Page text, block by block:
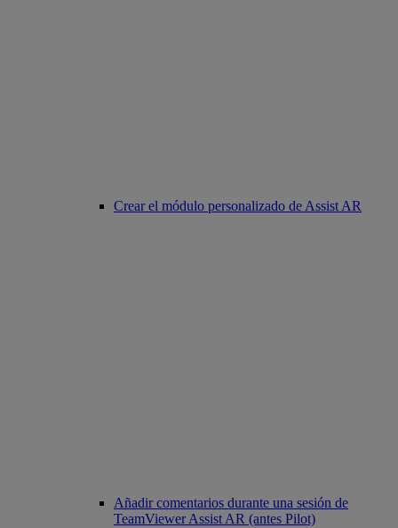
Crear el módulo personalizado de Assist AR
Añadir comentarios durante una sesión de
TeamViewer Assist AR (antes Pilot)